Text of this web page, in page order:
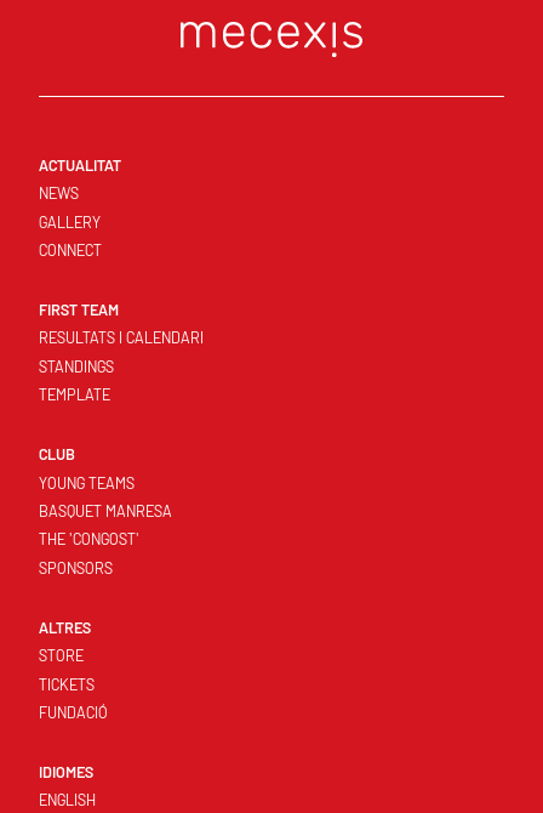
ACTUALITAT
NEWS
GALLERY
CONNECT
FIRST TEAM
RESULTATS I CALENDARI
STANDINGS
TEMPLATE
CLUB
YOUNG TEAMS
BASQUET MANRESA
THE 'CONGOST'
SPONSORS
ALTRES
STORE
TICKETS
FUNDACIÓ
IDIOMES
ENGLISH